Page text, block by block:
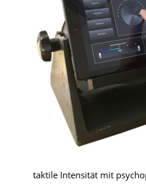
taktile Intensität mit